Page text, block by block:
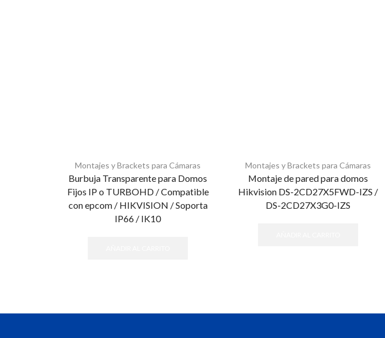
Montajes y Brackets para Cámaras
Burbuja Transparente para Domos
Fijos IP o TURBOHD / Compatible
con epcom / HIKVISION / Soporta
IP66 / IK10
Montajes y Brackets para Cámaras
Montaje de pared para domos
Hikvision DS-2CD27X5FWD-IZS /
DS-2CD27X3G0-IZS